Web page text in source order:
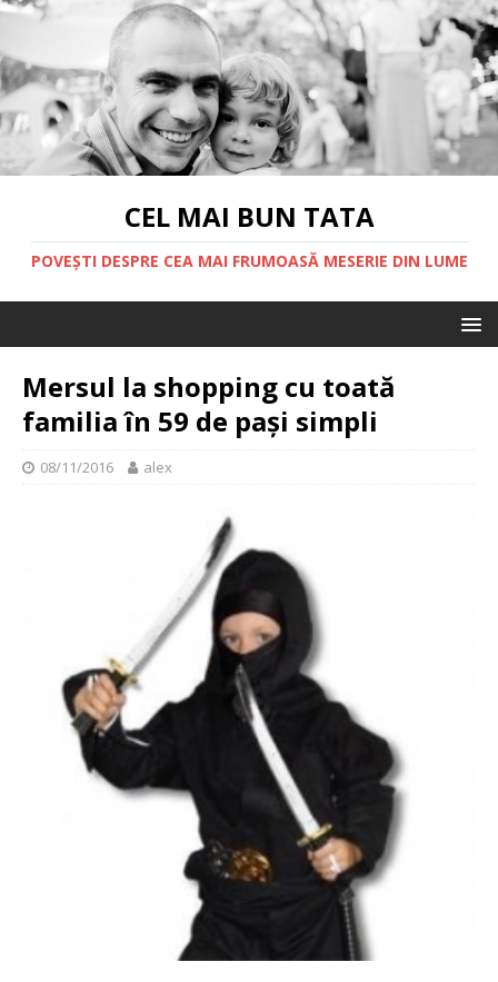
CEL MAI BUN TATA
POVEȘTI DESPRE CEA MAI FRUMOASĂ MESERIE DIN LUME
Mersul la shopping cu toată
familia în 59 de pași simpli
08/11/2016 alex